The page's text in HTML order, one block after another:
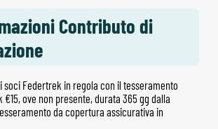
Contributo di
soci Federtrek in regola con il tesseramento
ove non presente, durata 365 gg dalla
da copertura assicurativa in